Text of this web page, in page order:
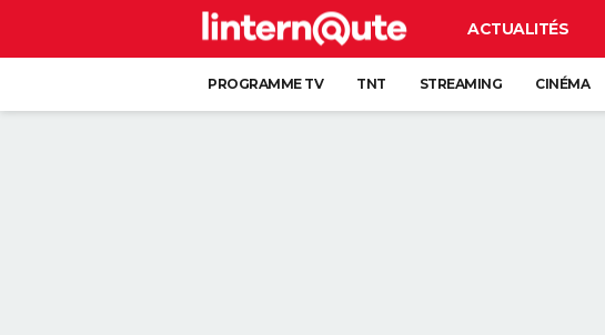
ACTUALITÉS
PROGRAMME TV TNT STREAMING CINÉMA